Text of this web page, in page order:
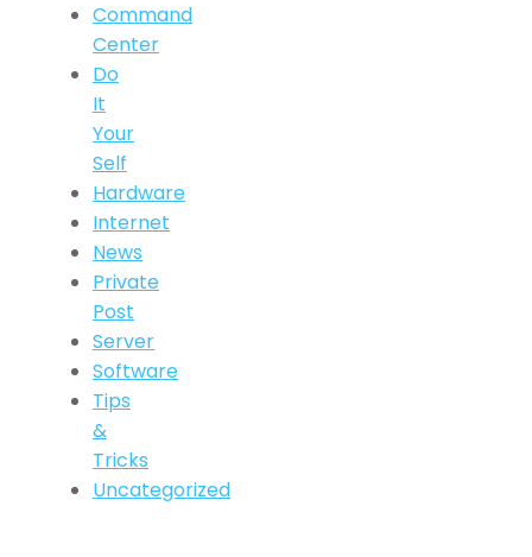
Command
Center
Do
It
Your
Self
Hardware
Internet
News
Private
Post
Server
Software
Tips
&
Tricks
Uncategorized